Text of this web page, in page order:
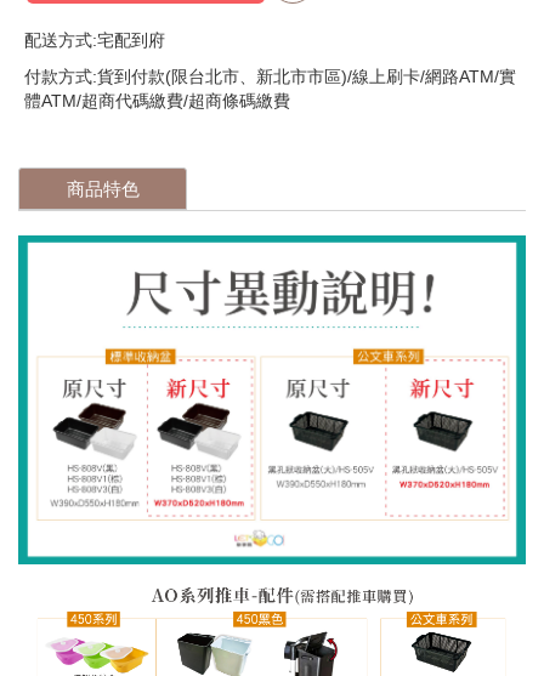
配送方式:宅配到府
付款方式:貨到付款(限台北市、新北市市區)/線上刷卡/網路ATM/實
體ATM/超商代碼繳費/超商條碼繳費
商品特色